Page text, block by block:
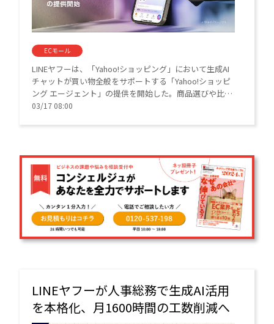
ECモール
LINEヤフーは、「Yahoo!ショッピング」において生成AI
チャットが買い物全般をサポートする「Yahoo!ショッピ
ング エージェント」の提供を開始した。商品選びや比
較、カート投入から注文後の配送確認まで対話形式で完
03/17 08:00
LINEヤフーが人事総務で生成AI活用
を本格化、月1600時間の工数削減へ